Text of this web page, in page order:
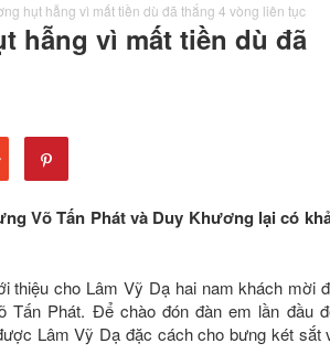
hụt hẫng vì mất tiền dù đã thắng 4 vòng liên tục
hẫng vì mất tiền dù đã
Võ Tấn Phát và Duy Khương lại có
thiệu cho Lâm Vỹ Dạ hai nam khách mời
Phát. Để chào đón đàn em lần đầu
Lâm Vỹ Dạ đặc cách cho bưng két sắt